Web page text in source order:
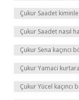
Çukur Saadet
Çukur Saadet nasıl
Çukur Sena kaçıncı
Çukur Yamaci
Çukur Yücel kaçıncı